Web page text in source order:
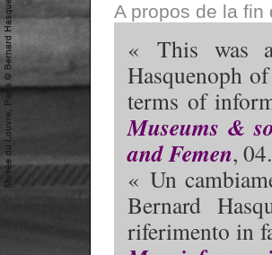
A propos de la fin
« This was
Hasquenoph
terms of
Museums &
and Femen,
« Un
Bernard
riferimento in